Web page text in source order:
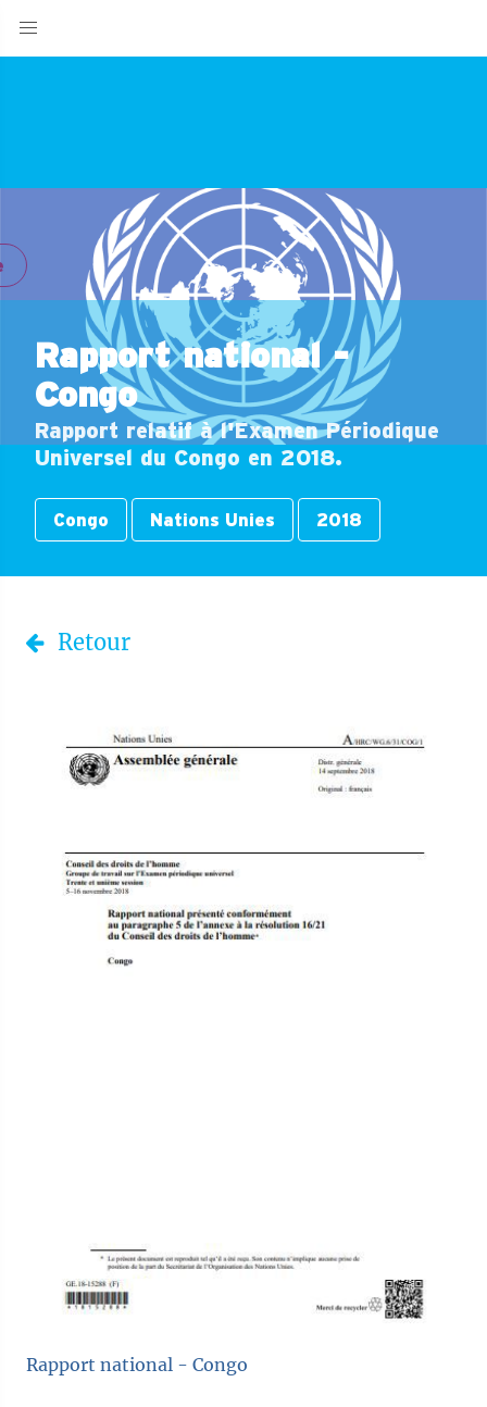
Rapport national -
Congo
Rapport relatif à l'Examen Périodique
Universel du Congo en 2018.
Congo Nations Unies 2018
Retour
Rapport national - Congo